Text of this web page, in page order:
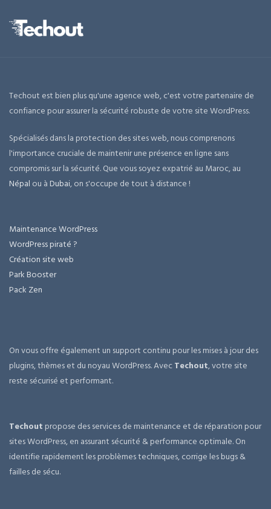
Techout est bien plus qu'une agence web, c'est votre partenaire de
confiance pour assurer la sécurité robuste de votre site WordPress.
Spécialisés dans la protection des sites web, nous comprenons
l'importance cruciale de maintenir une présence en ligne sans
compromis sur la sécurité. Que vous soyez expatrié au Maroc, au
Népal ou àDubai, on s'occupe de tout à distance !
Maintenance WordPress
WordPress piraté ?
Création site web
Park Booster
Pack Zen
On vous offre également un support continu pour les mises à jour des
plugins, thèmes et du noyau WordPress. AvecTechout, votre site
reste sécurisé et performant.
Techout propose des services de maintenance et de réparation pour
sites WordPress, en assurant sécurité & performance optimale. On
identifie rapidement les problèmes techniques, corrige les bugs &
failles de sécu.